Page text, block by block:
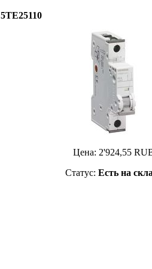
5TE25110
Цена: 2'924,55
Статус: Есть на